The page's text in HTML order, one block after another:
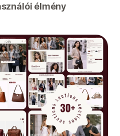
élmény